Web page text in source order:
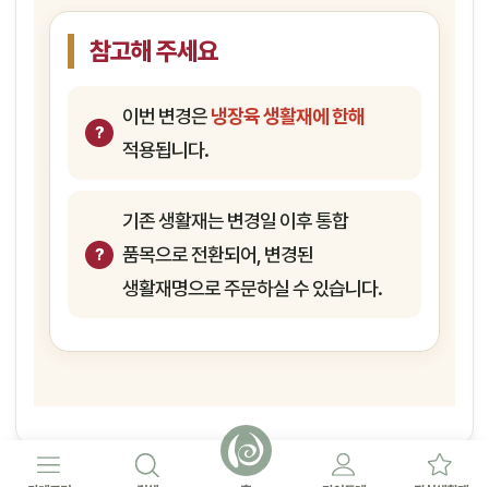
참고해 주세요
이번 변경은냉장육 생활재에 한해
적용됩니다.
기존 생활재는 변경일 이후 통합
품목으로 전환되어, 변경된
생활재명으로 주문하실 수 있습니다.